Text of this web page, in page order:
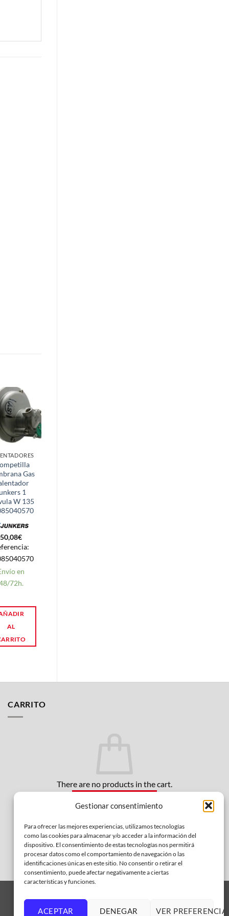
Gestionar consentimiento
Para ofrecer las mejores experiencias, utilizamos tecnologías
como las cookies para almacenar y/o acceder a la información del
dispositivo. El consentimiento de estas tecnologías nos permitirá
procesar datos como el comportamiento de navegación o las
identificaciones únicas en este sitio. No consentir o retirar el
consentimiento, puede afectar negativamente a ciertas
características y funciones.
ACEPTAR DENEGAR VER
Gas
1
W 135
50,08€
en
72h.
AL
CARRITO
There are no products in the cart.